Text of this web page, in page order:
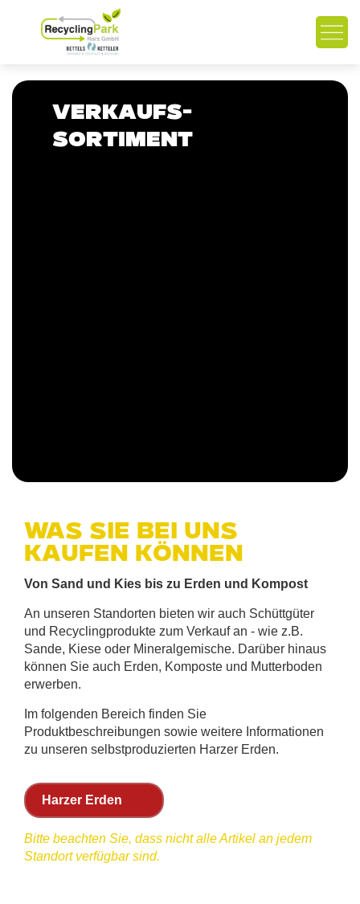
VERKAUFS­
SORTIMENT
Was Sie bei uns
kaufen können
Von Sand und Kies bis zu Erden und Kompost
An unseren Standorten bieten wir auch Schüttgüter
und Recyclingprodukte zum Verkauf an - wie z.B.
Sande, Kiese oder Mineralgemische. Darüber hinaus
können Sie auch Erden, Komposte und Mutterboden
erwerben.
Im folgenden Bereich finden Sie
Produktbeschreibungen sowie weitere Informationen
zu unseren selbstproduzierten Harzer Erden.
Harzer Erden
Bitte beachten Sie, dass nicht alle Artikel an jedem
Standort verfügbar sind.